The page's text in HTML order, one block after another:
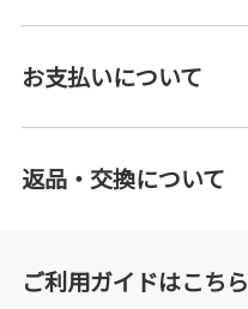
お支払いについて
返品・交換について
ご利用ガイドはこちら